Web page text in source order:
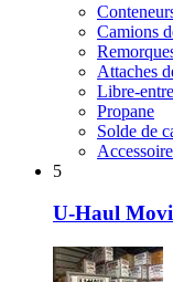
Camions
Attaches
Libre-
Propane
Solde de
5
U-Haul